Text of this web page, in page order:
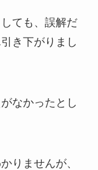
ても、誤解だ
き下がりまし
なかったとし
りませんが、